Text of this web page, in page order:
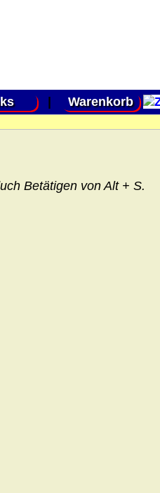
Warenkorb
Betätigen von Alt + S.